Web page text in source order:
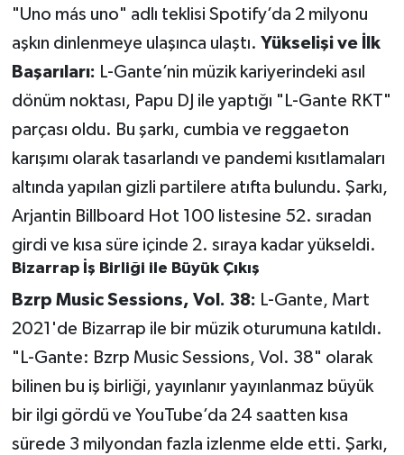
"Uno más uno" adlı teklisi Spotify’da 2 milyonu
aşkın dinlenmeye ulaşınca ulaştı. Yükselişi ve İlk
Başarıları: L-Gante’nin müzik kariyerindeki asıl
dönüm noktası, Papu DJ ile yaptığı "L-Gante RKT"
parçası oldu. Bu şarkı, cumbia ve reggaeton
karışımı olarak tasarlandı ve pandemi kısıtlamaları
altında yapılan gizli partilere atıfta bulundu. Şarkı,
Arjantin Billboard Hot 100 listesine 52. sıradan
girdi ve kısa süre içinde 2. sıraya kadar yükseldi.
Bizarrap İş Birliği ile Büyük Çıkış
Bzrp Music Sessions, Vol. 38: L-Gante, Mart
2021'de Bizarrap ile bir müzik oturumuna katıldı.
"L-Gante: Bzrp Music Sessions, Vol. 38" olarak
bilinen bu iş birliği, yayınlanır yayınlanmaz büyük
bir ilgi gördü ve YouTube’da 24 saatten kısa
sürede 3 milyondan fazla izlenme elde etti. Şarkı,